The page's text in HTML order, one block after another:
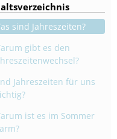
sind Jahreszeiten?
gibt es den
Jahreszeiten für uns
ist es im Sommer